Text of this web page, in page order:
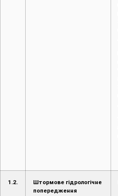
1.2.
Штормове гідрологічне
попередження